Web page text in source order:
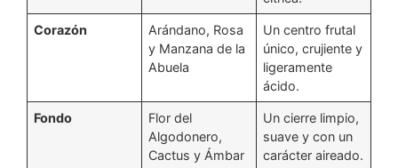
Corazón
Arándano, Rosa
y Manzana de la
Abuela
Un centro frutal
único, crujiente y
ligeramente
ácido.
Fondo
Flor del
Algodonero,
Cactus y Ámbar
Un cierre limpio,
suave y con un
carácter aireado.